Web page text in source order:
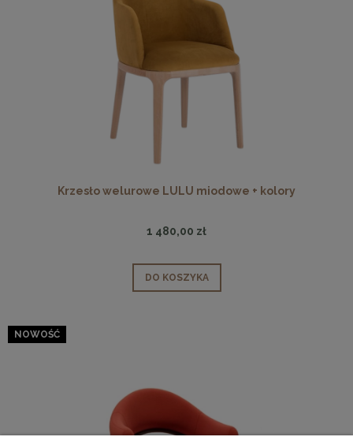
Krzesło welurowe LULU miodowe + kolory
1 480,00 zł
DO KOSZYKA
NOWOŚĆ